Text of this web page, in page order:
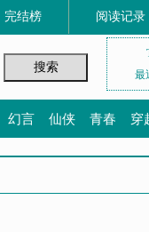
完结榜 阅读记录
最
幻言 仙侠 青春 穿